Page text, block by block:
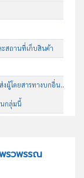
ะสถานที่เก็บสินค้า
49329 : การขนส่งผู้โดยสารทางบกอื่นๆซึ่งมิได้จัดประเภทไว้ในที่อื่น
กลุ่มนี้
พรวพรรณ